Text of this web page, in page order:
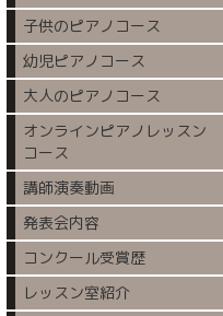
子供のピアノコース
幼児ピアノコース
大人のピアノコース
オンラインピアノレッスン
コース
講師演奏動画
発表会内容
コンクール受賞歴
レッスン室紹介